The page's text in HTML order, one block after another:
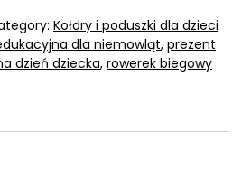
Kołdry i poduszki dla dzieci
dla niemowląt, prezent
dzień dziecka, rowerek biegowy